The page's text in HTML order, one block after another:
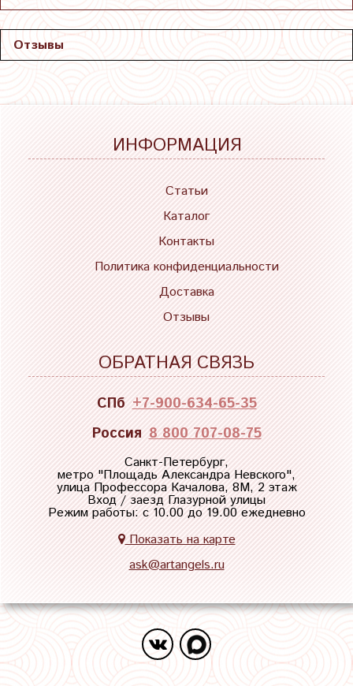
Отзывы
ИНФОРМАЦИЯ
Статьи
Каталог
Контакты
Политика конфиденциальности
Доставка
Отзывы
ОБРАТНАЯ СВЯЗЬ
СПб +7-900-634-65-35
Россия 8 800 707-08-75
Санкт-Петербург,
метро "Площадь Александра Невского",
улица Профессора Качалова, 8М, 2 этаж
Вход / заезд Глазурной улицы
Режим работы: с 10.00 до 19.00 ежедневно
Показать на карте
ask@artangels.ru